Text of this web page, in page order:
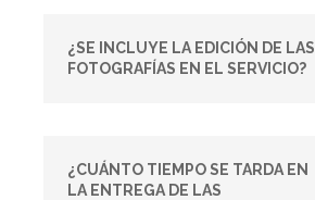
¿SE INCLUYE LA EDICIÓN DE LAS
FOTOGRAFÍAS EN EL SERVICIO?
¿CUÁNTO TIEMPO SE TARDA EN
LA ENTREGA DE LAS